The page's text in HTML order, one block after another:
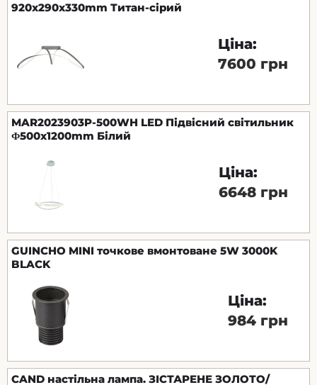
920x290x330mm Титан-сірий
Ціна:
7600 грн
MAR2023903P-500WH LED Підвісний світильник
Φ500x1200mm Білий
Ціна:
6648 грн
GUINCHO MINI точкове вмонтоване 5W 3000K
BLACK
Ціна:
984 грн
CAND настільна лампа. ЗІСТАРЕНЕ ЗОЛОТО/